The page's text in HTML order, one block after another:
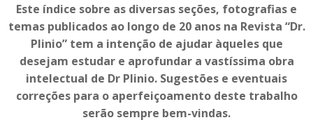
Este índice sobre as diversas seções, fotografias e
temas publicados ao longo de 20 anos na Revista “Dr.
Plinio” tem a intenção de ajudar àqueles que
desejam estudar e aprofundar a vastíssima obra
intelectual de Dr Plinio. Sugestões e eventuais
correções para o aperfeiçoamento deste trabalho
serão sempre bem-vindas.